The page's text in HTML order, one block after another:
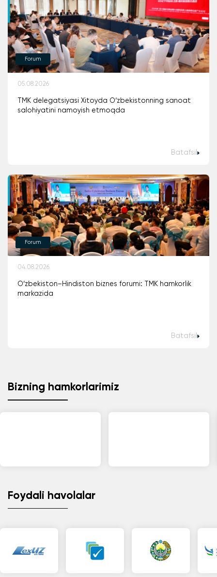
Forum
05.08.2026
TMK delegatsiyasi Xitoyda O‘zbekistonning sanoat
salohiyatini namoyish etmoqda
Batafsil
Forum
04.08.2026
O‘zbekiston–Hindiston biznes forumi: TMK hamkorlik
markazida
Batafsil
Bizning hamkorlarimiz
Foydali havolalar